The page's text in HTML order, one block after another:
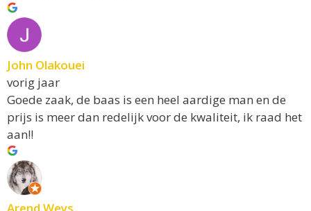
John Olakouei
vorig jaar
Goede zaak, de baas is een heel aardige man en de
prijs is meer dan redelijk voor de kwaliteit, ik raad het
aan!!